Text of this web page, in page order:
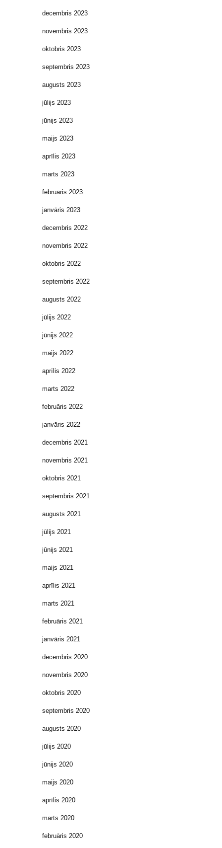
decembris 2023
novembris 2023
oktobris 2023
septembris 2023
augusts 2023
jūlijs 2023
jūnijs 2023
maijs 2023
aprīlis 2023
marts 2023
februāris 2023
janvāris 2023
decembris 2022
novembris 2022
oktobris 2022
septembris 2022
augusts 2022
jūlijs 2022
jūnijs 2022
maijs 2022
aprīlis 2022
marts 2022
februāris 2022
janvāris 2022
decembris 2021
novembris 2021
oktobris 2021
septembris 2021
augusts 2021
jūlijs 2021
jūnijs 2021
maijs 2021
aprīlis 2021
marts 2021
februāris 2021
janvāris 2021
decembris 2020
novembris 2020
oktobris 2020
septembris 2020
augusts 2020
jūlijs 2020
jūnijs 2020
maijs 2020
aprīlis 2020
marts 2020
februāris 2020